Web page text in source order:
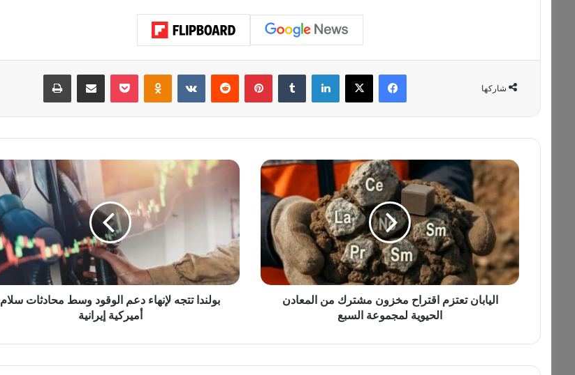
شاركها
فيسبوك ‫X لينكدإن ‏Tumblr بينتيريست ‏Reddit
‏VKontakte
Odnoklassniki
‫Pocket مشاركة عبر البريد طباعة
ا
ي
ا
ن
ت
ع
ا
اليابان تعتزم اقتراح مخزون مشترك من المعادن
الحيوية لمجموعة السبع
ب
ا
ت
ج
ن
بولندا تتجه لإنهاء دعم الوقود وسط محادثات سلام
أميركية إيرانية